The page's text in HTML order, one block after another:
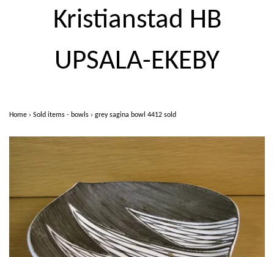
Kristianstad HB
UPSALA-EKEBY
Home › Sold items - bowls › grey sagina bowl 4412 sold